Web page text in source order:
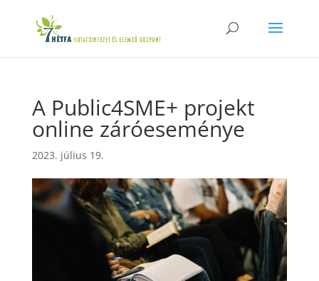
A Public4SME+ projekt
online záróeseménye
2023. július 19.